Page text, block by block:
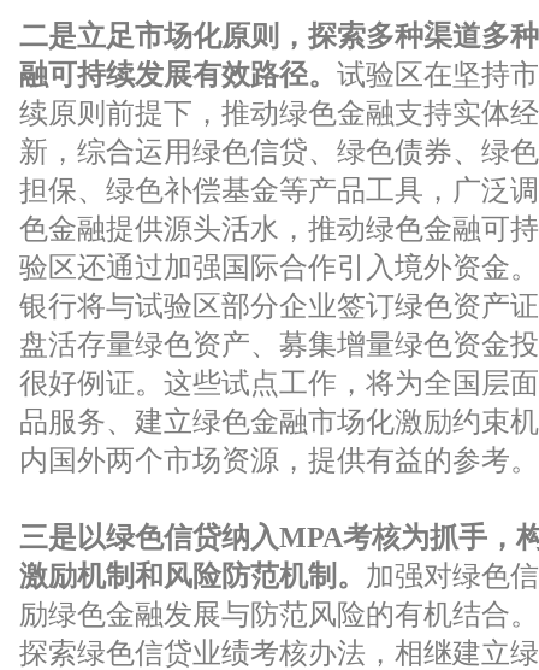
二是立足市场化原则，探索多种渠道多
融可持续发展有效路径。 试验区在坚持
续原则前提下，推动绿色金融支持实体
新，综合运用绿色信贷、绿色债券、绿
担保、绿色补偿基金等产品工具，广泛
色金融提供源头活水，推动绿色金融可
验区还通过加强国际合作引入境外资金
银行将与试验区部分企业签订绿色资产
盘活存量绿色资产、募集增量绿色资金
很好例证。这些试点工作，将为全国层
品服务、建立绿色金融市场化激励约束
内国外两个市场资源，提供有益的参考。
三是以绿色信贷纳入MPA考核为抓手，
激励机制和风险防范机制。 加强对绿色
励绿色金融发展与防范风险的有机结合
探索绿色信贷业绩考核办法，相继建立